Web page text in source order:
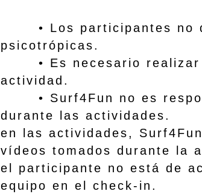
• Los participantes no
psicotrópicas.
• Es necesario realizar
actividad.
• Surf4Fun no es
durante las actividades.
en las actividades,
vídeos tomados durante la
el participante no está de
equipo en el check-in.